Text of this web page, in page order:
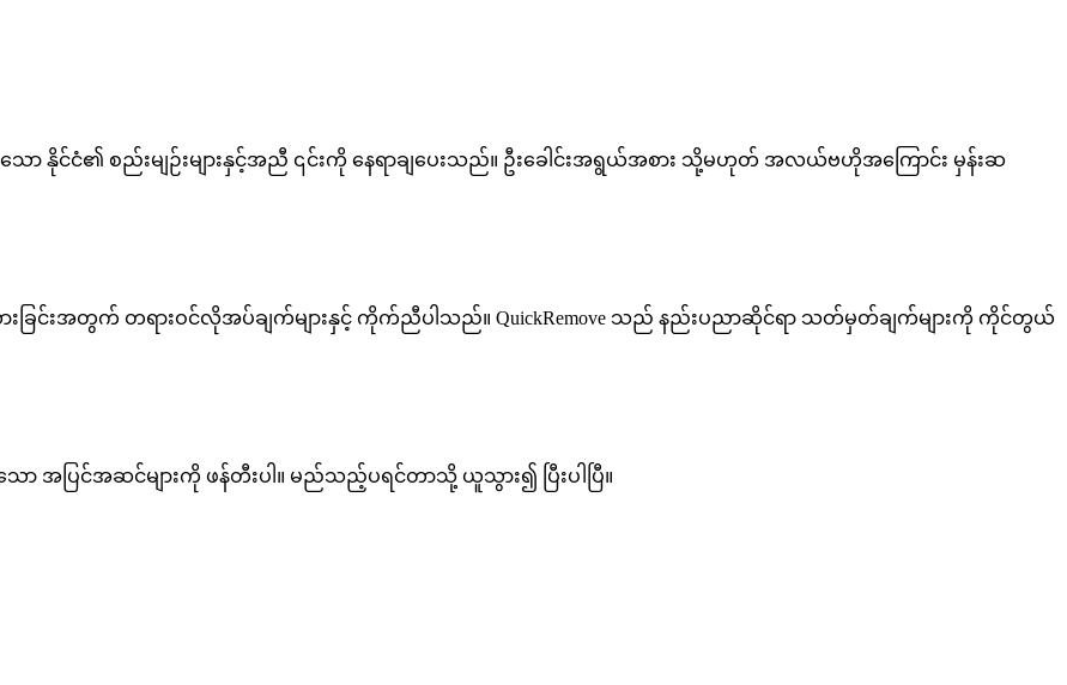
ာ နိုင်ငံ၏ စည်းမျဉ်းများနှင့်အညီ ၎င်းကို နေရာချပေးသည်။ ဦးခေါင်းအရွယ်အစား သို့မဟုတ် အလယ်ဗဟိုအကြောင်း မှန်းဆ
ခြင်းအတွက် တရားဝင်လိုအပ်ချက်များနှင့် ကိုက်ညီပါသည်။ QuickRemove သည် နည်းပညာဆိုင်ရာ သတ်မှတ်ချက်များကို ကိုင်တွယ်
ော အပြင်အဆင်များကို ဖန်တီးပါ။ မည်သည့်ပရင်တာသို့ ယူသွား၍ ပြီးပါပြီ။